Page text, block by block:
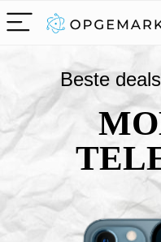
Beste